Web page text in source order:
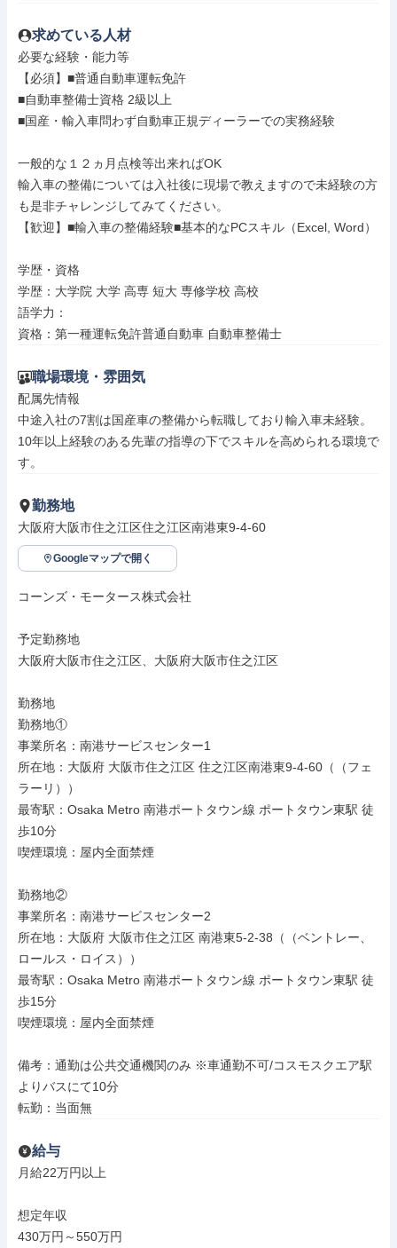
求めている人材
必要な経験・能力等
【必須】■普通自動車運転免許
■自動車整備士資格 2級以上
■国産・輸入車問わず自動車正規ディーラーでの実務経験
一般的な１２ヵ月点検等出来ればOK
輸入車の整備については入社後に現場で教えますので未経験の方
も是非チャレンジしてみてください。
【歓迎】■輸入車の整備経験■基本的なPCスキル（Excel, Word）
学歴・資格
学歴：大学院 大学 高専 短大 専修学校 高校
語学力：
資格：第一種運転免許普通自動車 自動車整備士
職場環境・雰囲気
配属先情報
中途入社の7割は国産車の整備から転職しており輸入車未経験。
10年以上経験のある先輩の指導の下でスキルを高められる環境で
す。
勤務地
大阪府大阪市住之江区住之江区南港東9-4-60
Googleマップで開く
コーンズ・モータース株式会社
予定勤務地
大阪府大阪市住之江区、大阪府大阪市住之江区
勤務地
勤務地①
事業所名：南港サービスセンター1
所在地：大阪府 大阪市住之江区 住之江区南港東9-4-60（（フェ
ラーリ））
最寄駅：Osaka Metro 南港ポートタウン線 ポートタウン東駅 徒
歩10分
喫煙環境：屋内全面禁煙
勤務地②
事業所名：南港サービスセンター2
所在地：大阪府 大阪市住之江区 南港東5-2-38（（ベントレー、
ロールス・ロイス））
最寄駅：Osaka Metro 南港ポートタウン線 ポートタウン東駅 徒
歩15分
喫煙環境：屋内全面禁煙
備考：通勤は公共交通機関のみ ※車通勤不可/コスモスクエア駅
よりバスにて10分
転勤：当面無
給与
月給22万円以上
想定年収
430万円～550万円